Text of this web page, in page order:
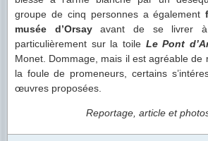
groupe de cinq personnes a également
musée d’Orsayavant de se livrer à
particulièrement sur la toile Le Pont
Monet. Dommage, mais il est agréable de
la foule de promeneurs, certains
œuvres proposées.
Reportage, article et